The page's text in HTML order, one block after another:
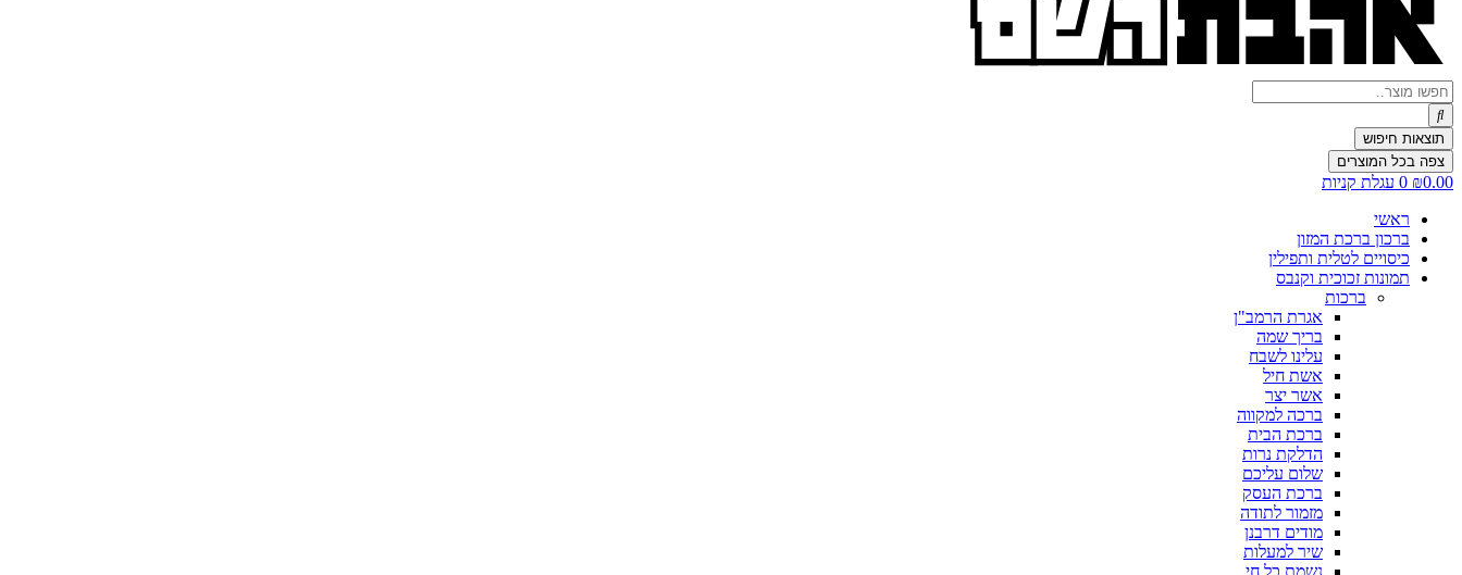
Search
...
תוצאות חיפוש
צפה בכל המוצרים
₪0.00
0 עגלת קניות
ראשי
ברכון ברכת המזון
כיסויים לטלית ותפילין
תמונות זכוכית וקנבס
ברכות
אגרת הרמב"ן
בריך שמה
עלינו לשבח
אשת חיל
אשר יצר
ברכה למקווה
ברכת הבית
הדלקת נרות
שלום עליכם
ברכת העסק
מזמור לתודה
מודים דרבנן
שיר למעלות